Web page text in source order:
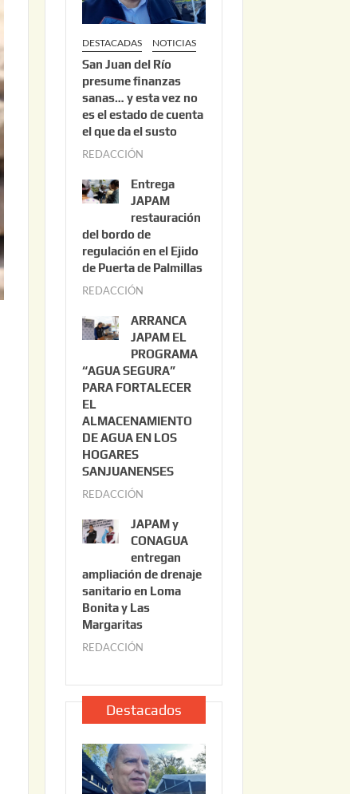
DESTACADAS NOTICIAS
San Juan del Río
presume finanzas
sanas… y esta vez no
es el estado de cuenta
el que da el susto
REDACCIÓN
o
s
t
o
3
2
0
2
6
Entrega
JAPAM
restauración
del bordo de
regulación en el Ejido
de Puerta de Palmillas
REDACCIÓN
l
i
o
2
0
ARRANCA
JAPAM EL
PROGRAMA
“AGUA SEGURA”
PARA FORTALECER
EL
ALMACENAMIENTO
DE AGUA EN LOS
HOGARES
SANJUANENSES
REDACCIÓN
l
i
o
2
2
2
6
JAPAM y
CONAGUA
entregan
ampliación de drenaje
sanitario en Loma
Bonita y Las
Margaritas
REDACCIÓN
l
i
o
2
2
,
Destacados